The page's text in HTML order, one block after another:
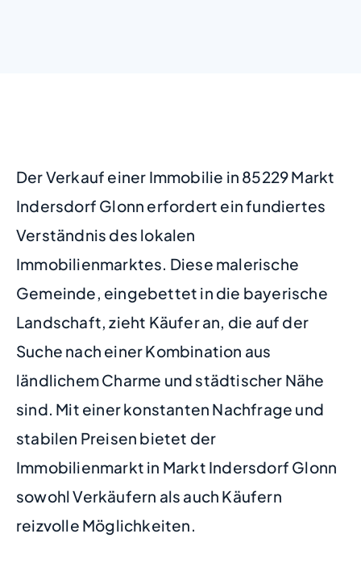
Der Verkauf einer Immobilie in 85229 Markt
Indersdorf Glonn erfordert ein fundiertes
Verständnis des lokalen
Immobilienmarktes. Diese malerische
Gemeinde, eingebettet in die bayerische
Landschaft, zieht Käufer an, die auf der
Suche nach einer Kombination aus
ländlichem Charme und städtischer Nähe
sind. Mit einer konstanten Nachfrage und
stabilen Preisen bietet der
Immobilienmarkt in Markt Indersdorf Glonn
sowohl Verkäufern als auch Käufern
reizvolle Möglichkeiten.